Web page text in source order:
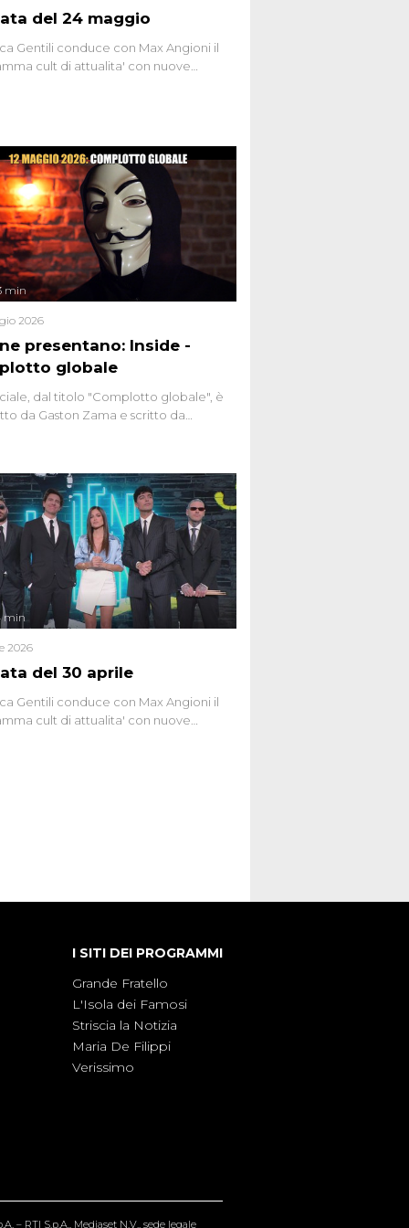
del 24 maggio
Gentili conduce con Max Angioni il
cult di attualita' con nuove
presentano: Inside -
globale
min
2026
dal titolo "Complotto globale", è
da Gaston Zama e scritto da
dei sospetti globali e del
che negli ultimi anni hanno
network, talk show, piazze digitali
collettivo.
del 30 aprile
min
2026
Gentili conduce con Max Angioni il
cult di attualita' con nuove
I SITI DEI PROGRAMMI
Grande Fratello
L'Isola dei Famosi
Striscia la Notizia
Maria De Filippi
Verissimo
– RTI S.p.A., Mediaset N.V., sede legale